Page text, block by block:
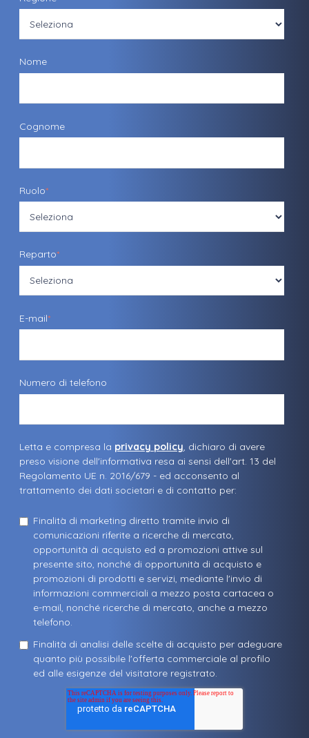
Nome
Cognome
Ruolo*
Reparto*
E-mail*
Numero di telefono
Letta e compresa la privacy policy, dichiaro di avere
preso visione dell'informativa resa ai sensi dell'art. 13 del
Regolamento UE n. 2016/679 - ed acconsento al
trattamento dei dati societari e di contatto per:
Finalità di marketing diretto tramite invio di
comunicazioni riferite a ricerche di mercato,
opportunità di acquisto ed a promozioni attive sul
presente sito, nonché di opportunità di acquisto e
promozioni di prodotti e servizi, mediante l'invio di
informazioni commerciali a mezzo posta cartacea o
e-mail, nonché ricerche di mercato, anche a mezzo
telefono.
Finalità di analisi delle scelte di acquisto per adeguare
quanto più possibile l'offerta commerciale al profilo
ed alle esigenze del visitatore registrato.